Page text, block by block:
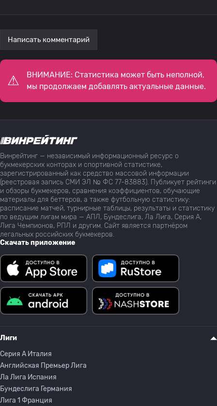
Написать комментарий
ВНИМАНИЕ: Статистика может быть неполной,
мы продолжаем добавлять актуальные данные.
Винрейтинг — независимый информационный ресурс о
букмекерских конторах и спортивной статистике,
зарегистрированный как средство массовой информации
(реестровая запись СМИ ЭЛ № ФС 77-83883). Публикует рейтинги
и обзоры букмекеров, сравнения коэффициентов, обучающие
материалы для беттеров, а также футбольную статистику:
расписание матчей, турнирные таблицы, результаты и статистику
по ведущим лигам мира — АПЛ, Бундеслига, Ла Лига, Серия А,
Лига Чемпионов, РПЛ и другим. Сайт является партнёром
легальных российских букмекеров.
Скачать приложение
Лиги
Серия A Италия
Английская Премьер Лига
Ла Лига Испания
Бундеслига Германия
Лига 1 Франция